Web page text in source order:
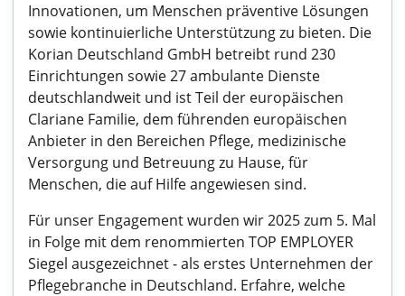
Innovationen, um Menschen präventive Lösungen
sowie kontinuierliche Unterstützung zu bieten. Die
Korian Deutschland GmbH betreibt rund 230
Einrichtungen sowie 27 ambulante Dienste
deutschlandweit und ist Teil der europäischen
Clariane Familie, dem führenden europäischen
Anbieter in den Bereichen Pflege, medizinische
Versorgung und Betreuung zu Hause, für
Menschen, die auf Hilfe angewiesen sind.
Für unser Engagement wurden wir 2025 zum 5. Mal
in Folge mit dem renommierten TOP EMPLOYER
Siegel ausgezeichnet - als erstes Unternehmen der
Pflegebranche in Deutschland. Erfahre, welche